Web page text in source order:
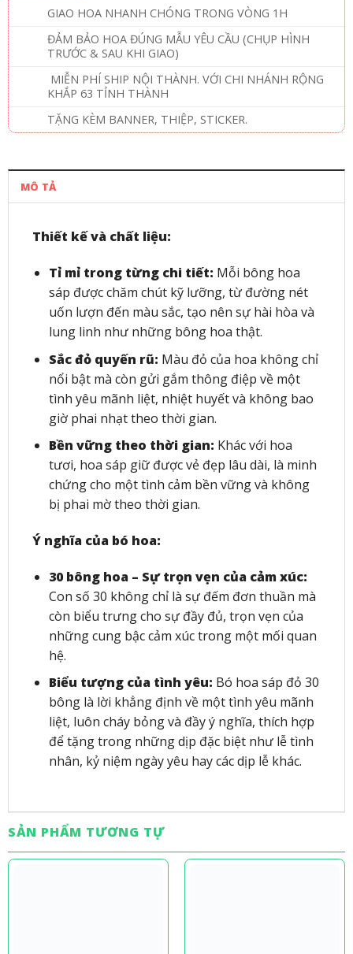
GIAO HOA NHANH CHÓNG TRONG VÒNG 1H
ĐẢM BẢO HOA ĐÚNG MẪU YÊU CẦU (CHỤP HÌNH
TRƯỚC & SAU KHI GIAO)
MIỄN PHÍ SHIP NỘI THÀNH. VỚI CHI NHÁNH RỘNG
KHẮP 63 TỈNH THÀNH
TẶNG KÈM BANNER, THIỆP, STICKER.
MÔ TẢ
Thiết kế và chất liệu:
Tỉ mỉ trong từng chi tiết: Mỗi bông hoa
sáp được chăm chút kỹ lưỡng, từ đường nét
uốn lượn đến màu sắc, tạo nên sự hài hòa và
lung linh như những bông hoa thật.
Sắc đỏ quyến rũ: Màu đỏ của hoa không chỉ
nổi bật mà còn gửi gắm thông điệp về một
tình yêu mãnh liệt, nhiệt huyết và không bao
giờ phai nhạt theo thời gian.
Bền vững theo thời gian: Khác với hoa
tươi, hoa sáp giữ được vẻ đẹp lâu dài, là minh
chứng cho một tình cảm bền vững và không
bị phai mờ theo thời gian.
Ý nghĩa của bó hoa:
30 bông hoa – Sự trọn vẹn của cảm xúc:
Con số 30 không chỉ là sự đếm đơn thuần mà
còn biểu trưng cho sự đầy đủ, trọn vẹn của
những cung bậc cảm xúc trong một mối quan
hệ.
Biểu tượng của tình yêu: Bó hoa sáp đỏ 30
bông là lời khẳng định về một tình yêu mãnh
liệt, luôn cháy bỏng và đầy ý nghĩa, thích hợp
để tặng trong những dịp đặc biệt như lễ tình
nhân, kỷ niệm ngày yêu hay các dịp lễ khác.
SẢN PHẨM TƯƠNG TỰ